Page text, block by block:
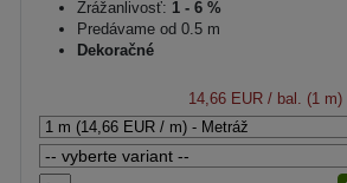
Zrážanlivosť: 1 - 6 %
Predávame od 0.5 m
Dekoračné
14,66 EUR / bal. (1 m)